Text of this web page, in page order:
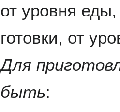
от уровня
готовки, от
Для
быть: